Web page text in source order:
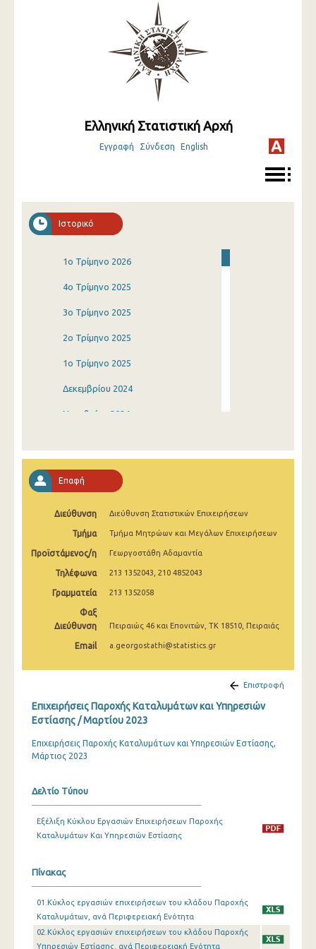
Ελληνική Στατιστική Αρχή
Εγγραφή Σύνδεση English
Ιστορικό
1o Τρίμηνο 2026
4o Τρίμηνο 2025
3o Τρίμηνο 2025
2o Τρίμηνο 2025
1o Τρίμηνο 2025
Δεκεμβρίου 2024
Νοεμβρίου 2024
Αυγούστου 2024
Ιουλίου 2024
Ιουνίου 2024
Μαΐου 2024
Απριλίου 2024
Μαρτίου 2024
Φεβρουαρίου 2024
Ιανουαρίου 2024
Νοεμβρίου 2023
Οκτωβρίου 2023
Ιουλίου 2023
Ιουνίου 2023
Απριλίου 2023
Μαρτίου 2023
Φεβρουαρίου 2023
Επαφή
Διεύθυνση Διεύθυνση Στατιστικών Επιχειρήσεων
Τμήμα Τμήμα Μητρώων και Μεγάλων Επιχειρήσεων
Προϊστάμενος/η Γεωργοστάθη Αδαμαντία
Τηλέφωνα 213 1352043, 210 4852043
Γραμματεία 213 1352058
Φαξ
Διεύθυνση
Πειραιώς 46 και Επονιτών, ΤΚ 18510, Πειραιάς
Email a.georgostathi@statistics.gr
Επιστροφή
Επιχειρήσεις Παροχής Καταλυμάτων και Υπηρεσιών
Εστίασης / Μαρτίου 2023
Επιχειρήσεις Παροχής Καταλυμάτων και Υπηρεσιών Εστίασης,
Μάρτιος 2023
Δελτίο Τύπου
Εξέλιξη Κύκλου Εργασιών Επιχειρήσεων Παροχής
Καταλυμάτων Και Υπηρεσιών Εστίασης
Πίνακας
01.Κύκλος εργασιών επιχειρήσεων του κλάδου Παροχής
Καταλυμάτων, ανά Περιφερειακή Ενότητα
02.Κύκλος εργασιών επιχειρήσεων του κλάδου Παροχής
Υπηρεσιών Εστίασης, ανά Περιφερειακή Ενότητα